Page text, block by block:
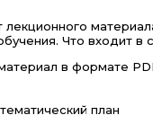
лекционного
Что входит в
в формате
план